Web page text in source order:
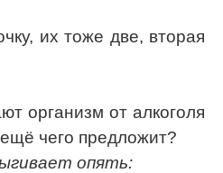
их тоже две, вторая
организм от алкоголя
чего предложит?
опять: